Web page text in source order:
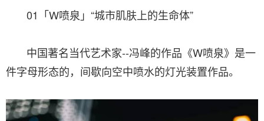
01「W喷泉」“城市肌肤上的生命体”
中国著名当代艺术家--冯峰的作品《W喷泉》是一
件字母形态的，间歇向空中喷水的灯光装置作品。